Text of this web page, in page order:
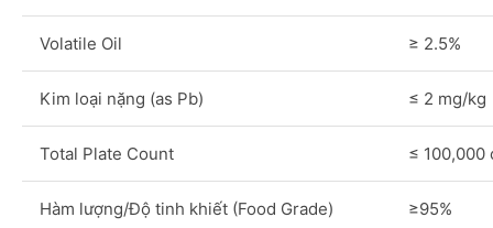
Volatile Oil ≥ 2.5%
Kim loại nặng (as Pb) ≤ 2 mg/kg
Total Plate Count ≤ 100,000
Hàm lượng/Độ tinh khiết (Food Grade) ≥95%